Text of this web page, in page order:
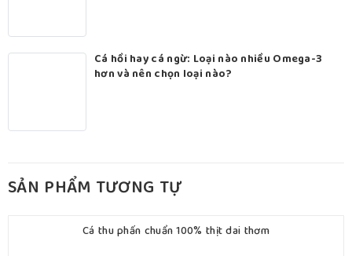
Cá hồi hay cá ngừ: Loại nào nhiều Omega-3
hơn và nên chọn loại nào?
SẢN PHẨM TƯƠNG TỰ
Cá thu phấn chuẩn 100% thịt dai thơm